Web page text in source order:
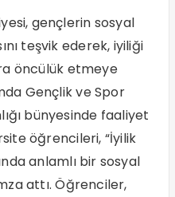
gençlerin sosyal
teşvik ederek, iyiliği
öncülük etmeye
Gençlik ve Spor
bünyesinde faaliyet
öğrencileri, “İyilik
anlamlı bir sosyal
attı. Öğrenciler,